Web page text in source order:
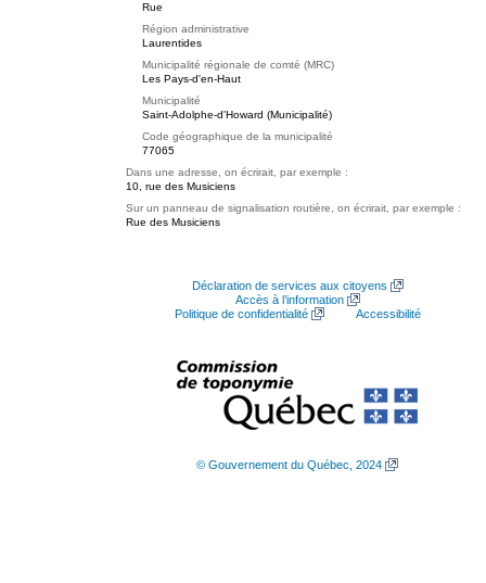
Rue
Région administrative
Laurentides
Municipalité régionale de comté (MRC)
Les Pays-d'en-Haut
Municipalité
Saint-Adolphe-d'Howard (Municipalité)
Code géographique de la municipalité
77065
Dans une adresse, on écrirait, par exemple :
10, rue des Musiciens
Sur un panneau de signalisation routière, on écrirait, par exemple :
Rue des Musiciens
Déclaration de services aux citoyens
Accès à l’information
Politique de confidentialité
Accessibilité
© Gouvernement du Québec, 2024